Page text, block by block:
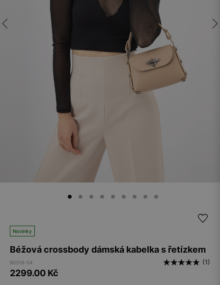
Novinky
Béžová crossbody dámská kabelka s řetízkem
80318-54 (1)
2299.00 Kč